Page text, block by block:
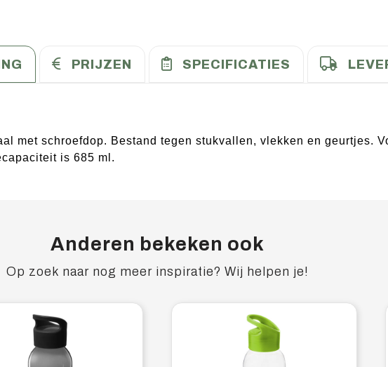
PRIJZEN SPECIFICATIES
met schroefdop. Bestand tegen stukvallen, vlekken en geurtjes.
is 685 ml.
Anderen bekeken ook
Op zoek naar nog meer inspiratie? Wij helpen je!